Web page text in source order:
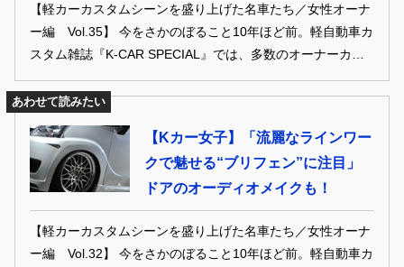
【軽カーカスタムシーンを盛り上げた名車たち／女性オーナ
ー編 Vol.35】 今をさかのぼること10年ほど前。軽自動車カ
スタム雑誌『K-CAR SPECIAL』では、多数のオーナーカー
目覚ましく、オリジナリティ溢れるカスタムを披露。現代の
たちを振り返っていく。 ※本記事は「K-CARスペシャル」
2015年10月号の記事を再編集したものです。
あわせて読みたい
【Kカー女子】「流麗なラインワー
クで魅せる“ブリフェン”に注目」
ドアのオーディオメイクも！
【軽カーカスタムシーンを盛り上げた名車たち／女性オーナ
ー編 Vol.32】 今をさかのぼること10年ほど前。軽自動車カ